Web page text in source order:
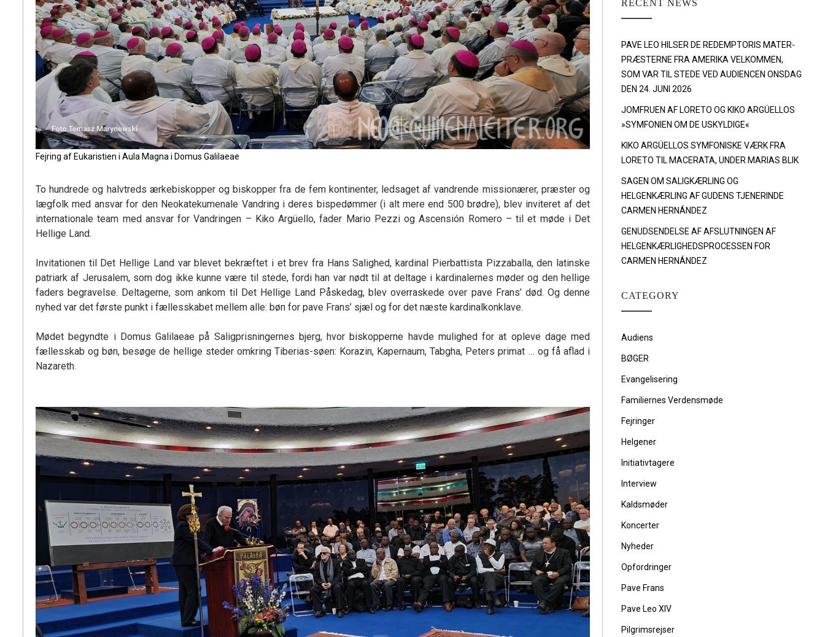
Fejring af Eukaristien i Aula Magna i Domus Galilaeae
To hundrede og halvtreds ærkebiskopper og biskopper fra de fem kontinenter, ledsaget af vandrende missionærer, præster og
lægfolk med ansvar for den Neokatekumenale Vandring i deres bispedømmer (i alt mere end 500 brødre), blev inviteret af det
internationale team med ansvar for Vandringen – Kiko Argüello, fader Mario Pezzi og Ascensión Romero – til et møde i Det
Hellige Land.
Invitationen til Det Hellige Land var blevet bekræftet i et brev fra Hans Salighed, kardinal Pierbattista Pizzaballa, den latinske
patriark af Jerusalem, som dog ikke kunne være til stede, fordi han var nødt til at deltage i kardinalernes møder og den hellige
faders begravelse. Deltagerne, som ankom til Det Hellige Land Påskedag, blev overraskede over pave Frans’ død. Og denne
nyhed var det første punkt i fællesskabet mellem alle: bøn for pave Frans’ sjæl og for det næste kardinalkonklave.
Mødet begyndte i Domus Galilaeae på Saligprisningernes bjerg, hvor biskopperne havde mulighed for at opleve dage med
fællesskab og bøn, besøge de hellige steder omkring Tiberias-søen: Korazin, Kapernaum, Tabgha, Peters primat … og få aflad i
Nazareth.
RECENT NEWS
PAVE LEO HILSER DE REDEMPTORIS MATER-
PRÆSTERNE FRA AMERIKA VELKOMMEN,
SOM VAR TIL STEDE VED AUDIENCEN ONSDAG
DEN 24. JUNI 2026
JOMFRUEN AF LORETO OG KIKO ARGÜELLOS
»SYMFONIEN OM DE USKYLDIGE«
KIKO ARGÜELLOS SYMFONISKE VÆRK FRA
LORETO TIL MACERATA, UNDER MARIAS BLIK
SAGEN OM SALIGKÆRLING OG
HELGENKÆRLING AF GUDENS TJENERINDE
CARMEN HERNÁNDEZ
GENUDSENDELSE AF AFSLUTNINGEN AF
HELGENKÆRLIGHEDSPROCESSEN FOR
CARMEN HERNÁNDEZ
CATEGORY
Audiens
BØGER
Evangelisering
Familiernes Verdensmøde
Fejringer
Helgener
Initiativtagere
Interview
Kaldsmøder
Koncerter
Nyheder
Opfordringer
Pave Frans
Pave Leo XIV
Pilgrimsrejser